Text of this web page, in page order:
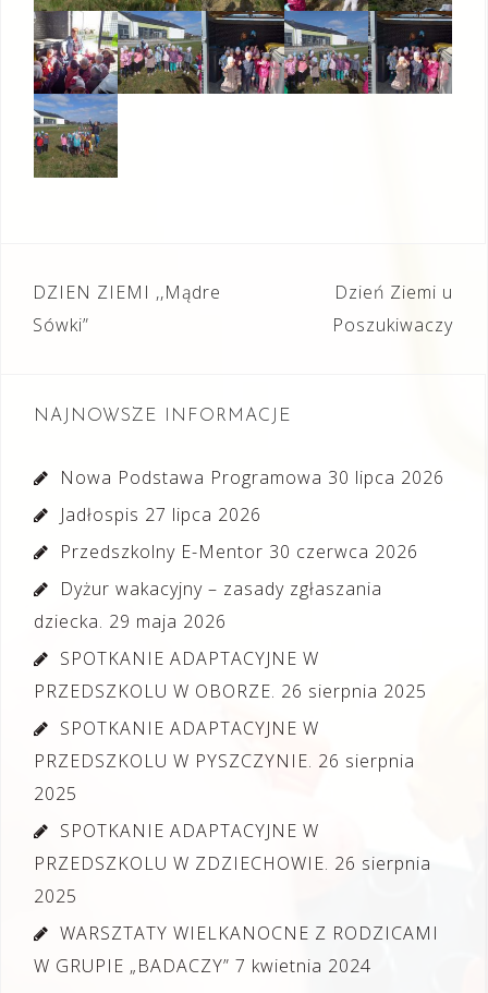
Nawigacja
wpisu
DZIEN ZIEMI ,,Mądre
Sówki”
Dzień Ziemi u
Poszukiwaczy
NAJNOWSZE INFORMACJE
Nowa Podstawa Programowa 30 lipca 2026
Jadłospis 27 lipca 2026
Przedszkolny E-Mentor 30 czerwca 2026
Dyżur wakacyjny – zasady zgłaszania
dziecka. 29 maja 2026
SPOTKANIE ADAPTACYJNE W
PRZEDSZKOLU W OBORZE. 26 sierpnia 2025
SPOTKANIE ADAPTACYJNE W
PRZEDSZKOLU W PYSZCZYNIE. 26 sierpnia
2025
SPOTKANIE ADAPTACYJNE W
PRZEDSZKOLU W ZDZIECHOWIE. 26 sierpnia
2025
WARSZTATY WIELKANOCNE Z RODZICAMI
W GRUPIE „BADACZY” 7 kwietnia 2024